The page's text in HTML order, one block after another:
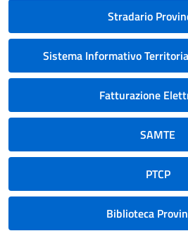
Stradario
Sistema Informativo
Fatturazione
SAMTE
PTCP
Biblioteca